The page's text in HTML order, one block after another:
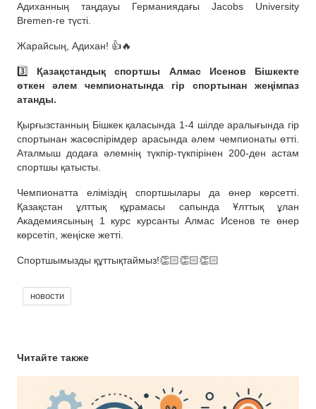
Адиханның таңдауы Германиядағы Jacobs University
Bremen-ге түсті.
Жарайсың, Адихан! 👍🔥
3️⃣ Қазақстандық спортшы Алмас Исенов Бішкекте
өткен әлем чемпионатында гір спортынан жеңімпаз
атанды.
Қырғызстанның Бішкек қаласында 1-4 шілде аралығында гір
спортынан жасөспірімдер арасында әлем чемпионаты өтті.
Аталмыш додаға әлемнің түкпір-түкпірінен 200-ден астам
спортшы қатысты.
Чемпионатта еліміздің спортшылары да өнер көрсетті.
Қазақстан ұлттық құрамасы сапында Ұлттық ұлан
Академиясының 1 курс курсанты Алмас Исенов те өнер
көрсетіп, жеңіске жетті.
Спортшымызды құттықтаймыз!👏🏻👏🏻👏🏻
новости
Читайте также